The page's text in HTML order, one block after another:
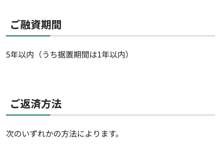
ご融資期間
5年以内（うち据置期間は1年以内）
ご返済方法
次のいずれかの方法によります。